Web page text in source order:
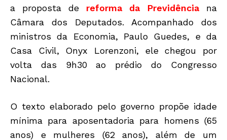
a proposta de reforma da Previdênciana
Câmara dos Deputados. Acompanhado dos
ministros da Economia, Paulo Guedes, e da
Casa Civil, Onyx Lorenzoni, ele chegou por
volta das 9h30 ao prédio do Congresso
Nacional.
O texto elaborado pelo governo propõe idade
mínima para aposentadoria para homens (65
anos) e mulheres (62 anos), além de um